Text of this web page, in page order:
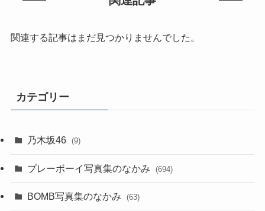
関連する記事はまだ見つかりませんでした。
カテゴリー
乃木坂46 (9)
プレーボーイ写真集のなかみ (694)
BOMB写真集のなかみ (63)